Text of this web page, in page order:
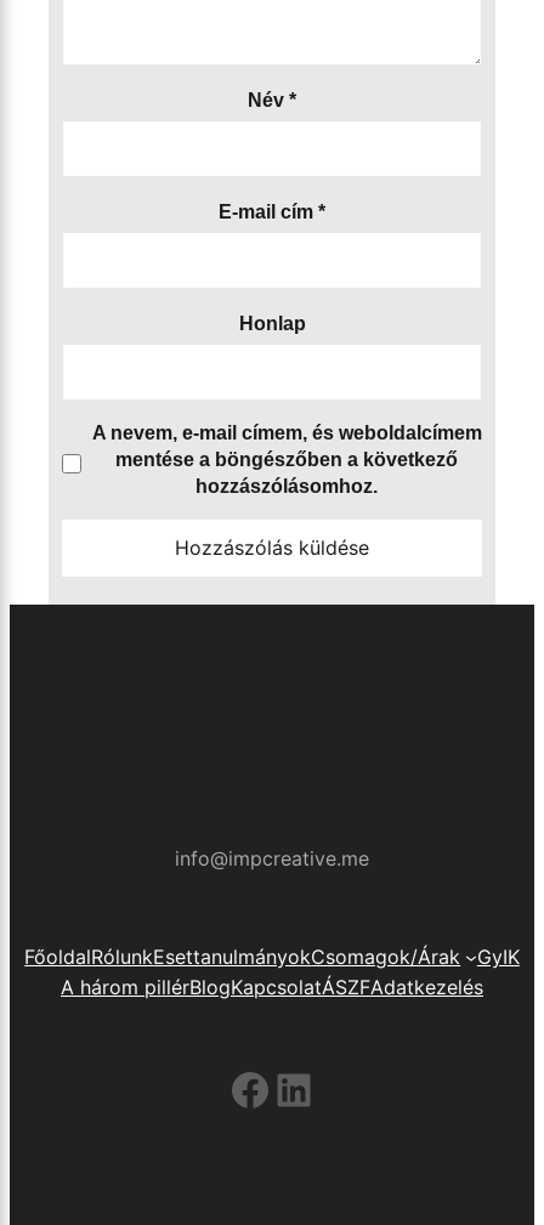
Név *
E-mail cím *
Honlap
A nevem, e-mail címem, és weboldalcímem
mentése a böngészőben a következő
hozzászólásomhoz.
info@impcreative.me
FőoldalRólunkEsettanulmányokCsomagok/Árak
GyIK
A három pillérBlogKapcsolatÁSZFAdatkezelés
Facebook LinkedIn